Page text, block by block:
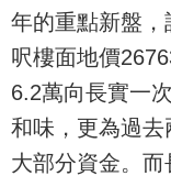
年的重點新盤
呎樓面地價
6.2萬向長實一
和味，更為過
大部分資金。